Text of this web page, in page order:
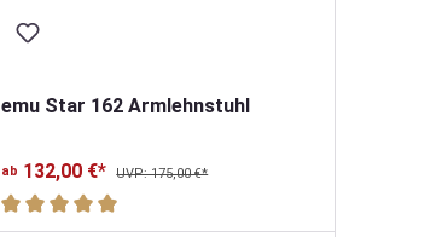
emu Star 162 Armlehnstuhl
ab 132,00 €* UVP: 175,00 €*
Durchschnittliche Bewertung von 5 von 5 Sternen